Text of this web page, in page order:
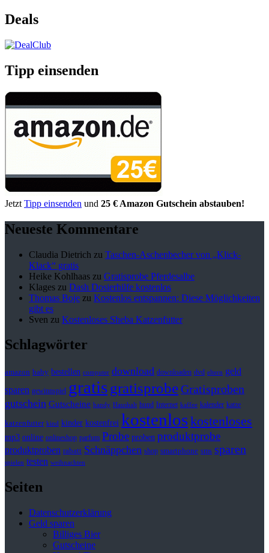
Deals
Tipp einsenden
Jetzt Tipp einsenden und 25 € Amazon Gutschein abstauben!
Neueste Kommentare
Claudia Dietrich zu Taschen-Aschenbecher von „Klick-
Klack“ gratis
Heike Kohlhaas zu Gratisprobe Pferdesalbe
Klages zu Dash Dosierhilfe kostenlos
Thomas Boje zu Kostenlos entspannen: Diese Möglichkeiten
gibt es
Sven zu Kostenloses Sheba Katzenfutter
Schlagwörter
amazon baby bestellen computer download downloaden dvd eltern geld
sparen gewinnspiel gratisgratisprobeGratisproben
gutschein Gutscheine handy Haushalt hund Internet kaffee kalender katze
katzenfutter kind kinder kostenfrei kostenloskostenloses
mp3 online onlineshop parfum Probe proben produktprobe
produktproben rabatt Schnäppchen shop smartphone sms sparen
spielen testen weihnachten
Seiten
Datenschutzerklärung
Geld sparen
Billiges Bier
Gutscheine